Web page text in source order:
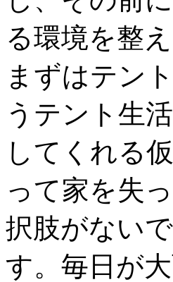
る環境を整
まずはテン
うテント生
してくれる
って家を失
択肢がない
す。毎日が